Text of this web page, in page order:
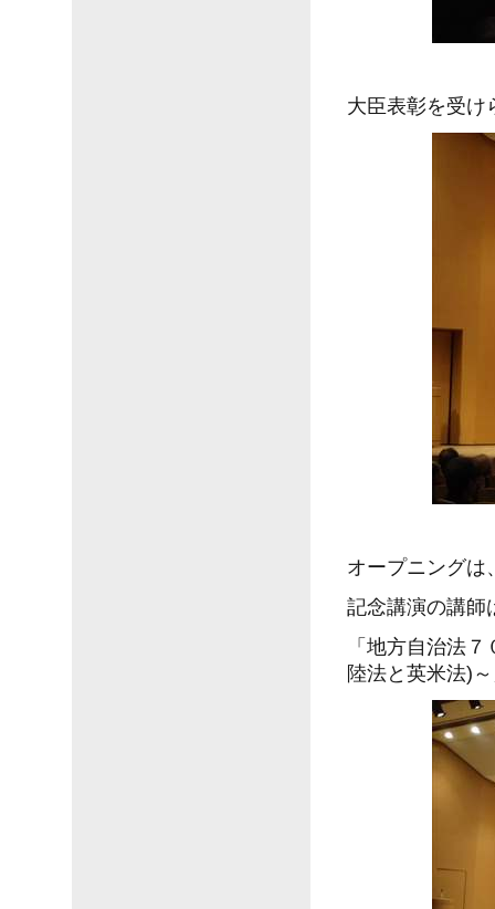
大臣表彰を受け
オープニングは
記念講演の講師
「地方自治法
陸法と英米法)